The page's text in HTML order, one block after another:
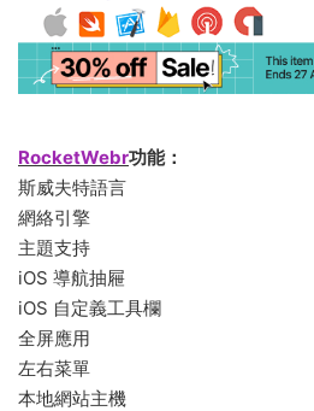
RocketWebr功能：
斯威夫特語言
網絡引擎
主題支持
iOS 導航抽屜
iOS 自定義工具欄
全屏應用
左右菜單
本地網站主機